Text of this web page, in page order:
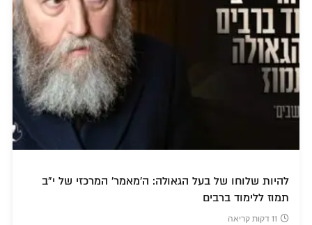
להיות שלוחו של בעל הגאולה: ה'מאמר' המרכזי של י"ב
תמוז ללימוד ברבים
11 דקות קריאה